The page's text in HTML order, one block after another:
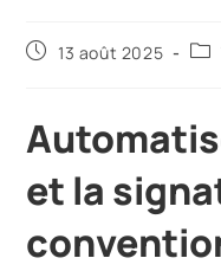
13 août 2025
et la